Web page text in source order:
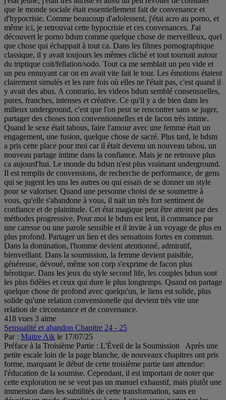
que le monde sociale était essentiellement fait de convenance et
d'hypocrisie. Comme beaucoup d'adolessent, j'étai acro au porno, et
même ici, je retrouvai cette hypocrisie et ces convenances. J'ai
découvert le porno bdsm comme quelque chose de merveilleux, quel
que chose qui échappait à tout ca. Dans les filmes pornographique
classique, il y avait toujours les mêmes cliché et tout tournait autour
du triptique coit/fellation/sodo. Tout ca me semblait un peu vide et
un peu ennuyant car on en avait vite fait le tour. Les émotions étaient
clairement simulés et les rare fois où elles ne l'était pas, c'est quand il
y avait des abus. A contrario, les videos bdsm semblé consensuelles,
pures, franches, intenses et créative. Ce qu'il y a de bien dans les
milieux underground, c'est que l'on peut se rencontrer sans se juger,
partager des choses non conventionnelles et de facon très intime.
Quand le sexe était tabous, faire l'amour avec une femme était un
engagement, une fusion, quelque chose de sacré. Plus tard, le bdsm
a pris cette place pour moi car il était devenu un nouveau tabou, un
nouveau partage intime dans la confiance. Mais je ne retrouve plus
ca aujourd'hui. Le monde du bdsm n'est plus vraimant underground.
Il est remplis de convensions, de recherche de performance, de gens
qui se jugent les uns les autres ou qui essais de se donner un style
pour se valoriser. Quand une personne choisi de se soumettre à
vous, qu'elle s'abandone à vous, il nait un très fort sentiment de
confiance et de plainitude. Cet état magique peut être atteint par des
méthodes progressive. Pour moi le bdsm est lent, il commance par
une caresse ou une parole sensible et il invite à un voyage de plus en
plus profond. Partager un lien et des sensations fortes en commun.
Dans la domination, l'homme devient atentionné, admiratif,
bienveillant. Dans la soumission, la femme devient paisible,
généreuse, dévoué, même son corp s'exprime de facon plus
hérotique. Dans les jeux du style second life, les couples bdsm sont
les plus fidèles et ceux qui dure le plus longtemps. Quand on partage
quelque chose de profond avec quelqu'un, le liens est solide, plus
solide qu'une relation convensionelle qui devient très vite une
relation de circonstance et de convenance.
418 vues 3 aime
Sensualité et abandon Chapitre 24 - 25
Par : Maitre Aik le 17/07/25
Préface à la Troisième Partie : L'Éveil de la Soumission Après une
petite escale loin de la page blanche, de nouveaux chapitres ont pris
forme, marquant le début de cette troisième partie tant attendue:
l'éducation de la soumise. Cependant, il est important de noter que
cette exploration ne se veut pas un manuel exhaustif, mais plutôt une
immersion dans les subtilités de cette transformation, sans en